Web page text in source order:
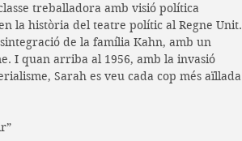
treballadora amb visió política
la història del teatre polític al Regne Unit.
de la família Kahn, amb un
I quan arriba al 1956, amb la invasió
Sarah es veu cada cop més aïllada